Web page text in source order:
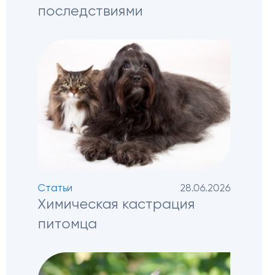
последствиями
Статьи 28.06.2026
Химическая кастрация
питомца